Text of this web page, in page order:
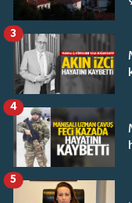
3
4
5